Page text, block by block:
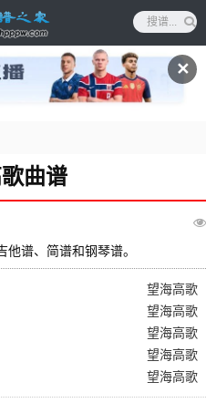
✕
曲谱
谱、简谱和钢琴谱。
望海高歌
望海高歌
望海高歌
望海高歌
望海高歌